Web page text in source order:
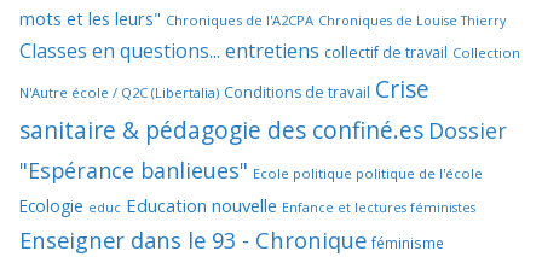
mots et les leurs" Chroniques de l'A2CPA Chroniques de Louise Thierry
Classes en questions... entretiens collectif de travail Collection
N'Autre école / Q2C (Libertalia) Conditions de travail Crise
sanitaire & pédagogie des confiné.es Dossier
"Espérance banlieues" Ecole politique politique de l'école
Ecologie educ Education nouvelle Enfance et lectures féministes
Enseigner dans le 93 - Chronique féminisme